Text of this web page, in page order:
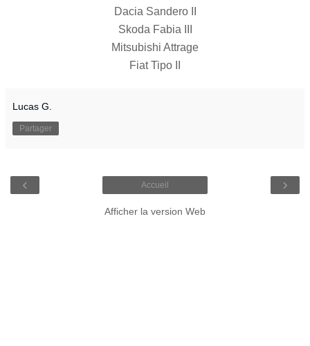
Dacia Sandero II
Skoda Fabia III
Mitsubishi Attrage
Fiat Tipo II
Lucas G.
Partager
‹ ›
Accueil
Afficher la version Web